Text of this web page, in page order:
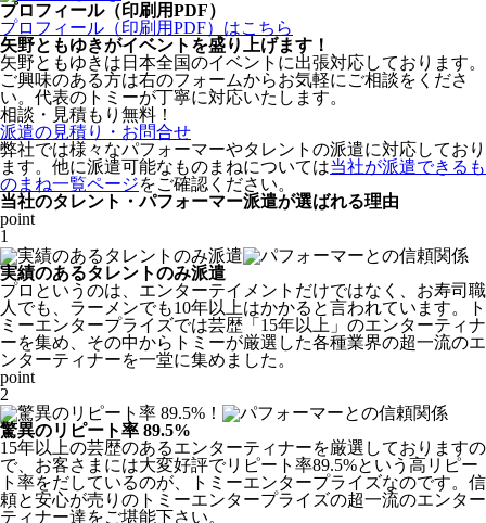
プロフィール（印刷用PDF）
プロフィール（印刷用PDF）はこちら
矢野ともゆきがイベントを盛り上げます！
矢野ともゆきは日本全国のイベントに出張対応しております。
ご興味のある方は右のフォームからお気軽にご相談をくださ
い。代表のトミーが丁寧に対応いたします。
相談・見積もり無料！
派遣の見積り・お問合せ
弊社では様々なパフォーマーやタレントの派遣に対応しており
ます。他に派遣可能なものまねについては当社が派遣できるも
のまね一覧ページをご確認ください。
当社のタレント・パフォーマー派遣が選ばれる理由
point
1
実績のあるタレントのみ派遣
プロというのは、エンターテイメントだけではなく、お寿司職
人でも、ラーメンでも10年以上はかかると言われています。ト
ミーエンタープライズでは芸歴「 15年以上 」のエンターティナ
ーを集め、その中からトミーが厳選した各種業界の超一流のエ
ンターティナーを一堂に集めました。
point
2
驚異のリピート率 89.5%
15年以上の芸歴のあるエンターティナーを厳選しておりますの
で、お客さまには大変好評でリピート率89.5%という高リピー
ト率をだしているのが、トミーエンタープライズなのです。 信
頼と安心が売りのトミーエンタープライズの超一流のエンター
ティナー達をご堪能下さい。